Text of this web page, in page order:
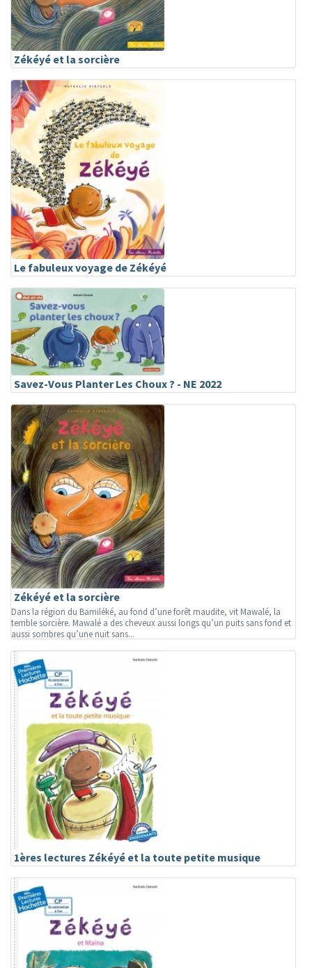
Zékéyé et la sorcière
Le fabuleux voyage de Zékéyé
Savez-Vous Planter Les Choux ? - NE 2022
Zékéyé et la sorcière
Dans la région du Bamiléké, au fond d’une forêt maudite, vit Mawalé, la
terrible sorcière. Mawalé a des cheveux aussi longs qu’un puits sans fond et
aussi sombres qu’une nuit sans...
1ères lectures Zékéyé et la toute petite musique